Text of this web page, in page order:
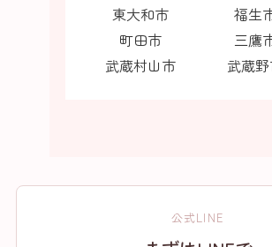
東大和市
福生
町田市
三鷹
武蔵村山市
武蔵
公式LINE